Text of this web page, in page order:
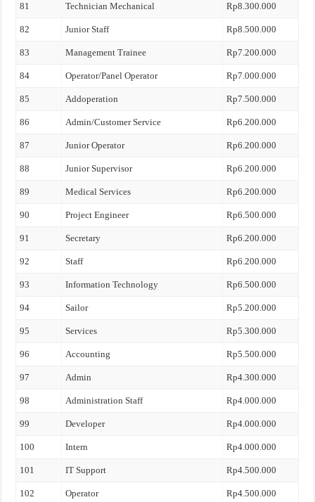
81 Technician Mechanical Rp8.300.000
82 Junior Staff Rp8.500.000
83 Management Trainee Rp7.200.000
84 Operator/Panel Operator Rp7.000.000
85 Addoperation Rp7.500.000
86 Admin/Customer Service Rp6.200.000
87 Junior Operator Rp6.200.000
88 Junior Supervisor Rp6.200.000
89 Medical Services Rp6.200.000
90 Project Engineer Rp6.500.000
91 Secretary Rp6.200.000
92 Staff Rp6.200.000
93 Information Technology Rp6.500.000
94 Sailor Rp5.200.000
95 Services Rp5.300.000
96 Accounting Rp5.500.000
97 Admin Rp4.300.000
98 Administration Staff Rp4.000.000
99 Developer Rp4.000.000
100 Intern Rp4.000.000
101 IT Support Rp4.500.000
102 Operator Rp4.500.000